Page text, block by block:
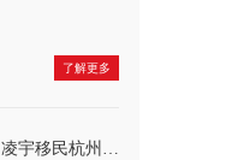
了解更多
深耕财富配置｜凌宇移民杭州公司&宁波银行联合举办高端财富沙龙，共探A股大势与全球身份布局新机遇